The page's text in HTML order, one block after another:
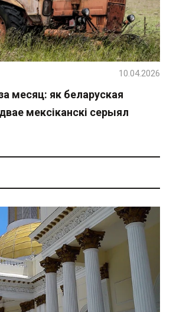
месяц: як беларуская
мексіканскі серыял
10.04.2026